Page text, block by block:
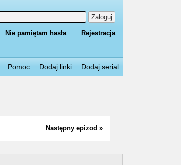
Zaloguj
Nie pamiętam hasła Rejestracja
Pomoc Dodaj linki Dodaj serial
Następny epizod »